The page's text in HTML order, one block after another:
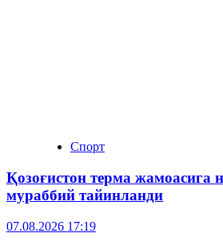
Спорт
Қозоғистон терма жамоасига
мураббий тайинланди
07.08.2026 17:19